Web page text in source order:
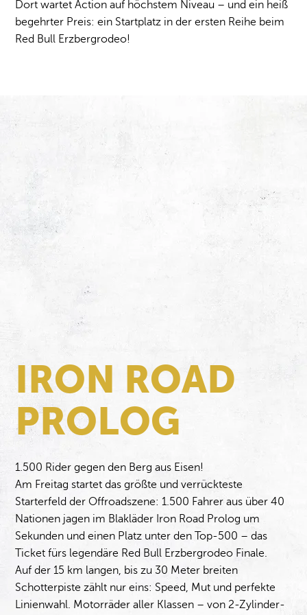
IRON ROAD
PROLOG
1.500 Rider gegen den Berg aus Eisen!
Am Freitag startet das größte und verrückteste
Starterfeld der Offroadszene: 1.500 Fahrer aus über 40
Nationen jagen im Blakläder Iron Road Prolog um
Sekunden und einen Platz unter den Top-500 – das
Ticket fürs legendäre Red Bull Erzbergrodeo Finale.
Auf der 15 km langen, bis zu 30 Meter breiten
Schotterpiste zählt nur eins: Speed, Mut und perfekte
Linienwahl. Motorräder aller Klassen – von 2-Zylinder-
Dort wartet Action auf höchstem Niveau – und ein heiß
begehrter Preis: ein Startplatz in der ersten Reihe beim
Red Bull Erzbergrodeo!